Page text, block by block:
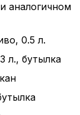
аналогичном
0.5 л.
л., бутылка